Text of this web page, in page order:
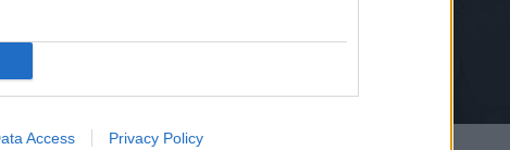
Access Privacy Policy
την Παναγιά
κοντά στο